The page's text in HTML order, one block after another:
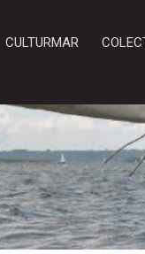
CULTURMAR